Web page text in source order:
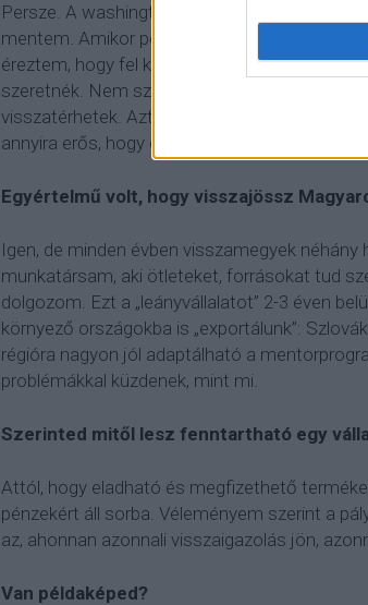
Persze. A washingtoni ösztöndíj miatt
mentem. Amikor pedig hazajöttem, akkor
éreztem, hogy fel kell égetnem magam
szeretnék. Nem szerettem volna, ha ott van
visszatérhetek. Azt akartam, hogy semmi
annyira erős, hogy előre visz.
Egyértelmű volt, hogy visszajössz
Igen, de minden évben visszamegyek
munkatársam, aki ötleteket, forrásokat tud
dolgozom. Ezt a „leányvállalatot” 2-3 éven
környező országokba is „exportálunk”:
régióra nagyon jól adaptálható a
problémákkal küzdenek, mint mi.
Szerinted mitől lesz fenntartható egy
Attól, hogy eladható és megfizethető
pénzekért áll sorba. Véleményem szerint a
az, ahonnan azonnali visszaigazolás jön,
Van példaképed?